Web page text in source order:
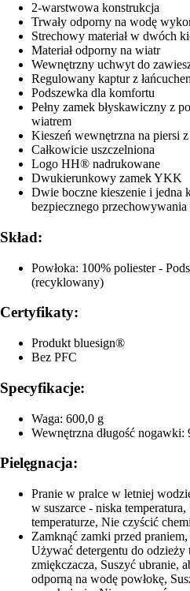
2-warstwowa konstrukcja
Trwały odporny na wodę
Strechowy materiał w dwóch
Materiał odporny na wiatr
Wewnętrzny uchwyt do
Regulowany kaptur z
Podszewka dla komfortu
Pełny zamek błyskawiczny z
wiatrem
Kieszeń wewnętrzna na piersi
Całkowicie uszczelniona
Logo HH® nadrukowane
Dwukierunkowy zamek YKK
Dwie boczne kieszenie i jedna
bezpiecznego
Skład:
Powłoka: 100% poliester -
(recyklowany)
Certyfikaty:
Produkt bluesign®
Bez PFC
Specyfikacje:
Waga: 600,0 g
Wewnętrzna długość nogawki:
Pielęgnacja:
Pranie w pralce w letniej
w suszarce - niska
temperaturze, Nie czyścić
Zamknąć zamki przed
Używać detergentu do
zmiękczacza, Suszyć ubranie,
odporną na wodę powłokę,